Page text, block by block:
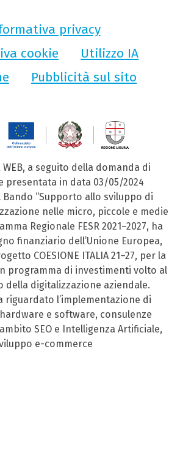
privacy
cookie
Utilizzo IA
Pubblicità sul sito
WEB, a seguito della domanda di
presentata in data 03/05/2024
Bando “Supporto allo sviluppo di
nelle micro, piccole e medie
Regionale FESR 2021–2027, ha
finanziario dell’Unione Europea,
COESIONE ITALIA 21–27, per la
programma di investimenti volto al
della digitalizzazione aziendale.
riguardato l’implementazione di
e software, consulenze
SEO e Intelligenza Artificiale,
e-commerce